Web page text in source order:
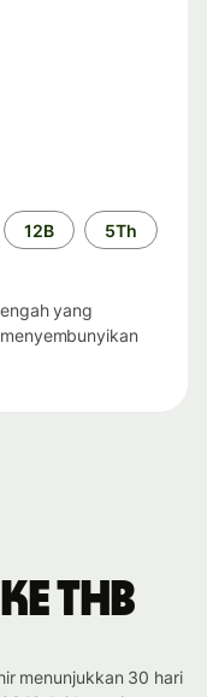
12B 5Th
yang
THB
menunjukkan 30 hari